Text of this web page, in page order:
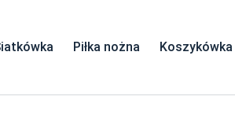
Piłka nożna Koszykówka